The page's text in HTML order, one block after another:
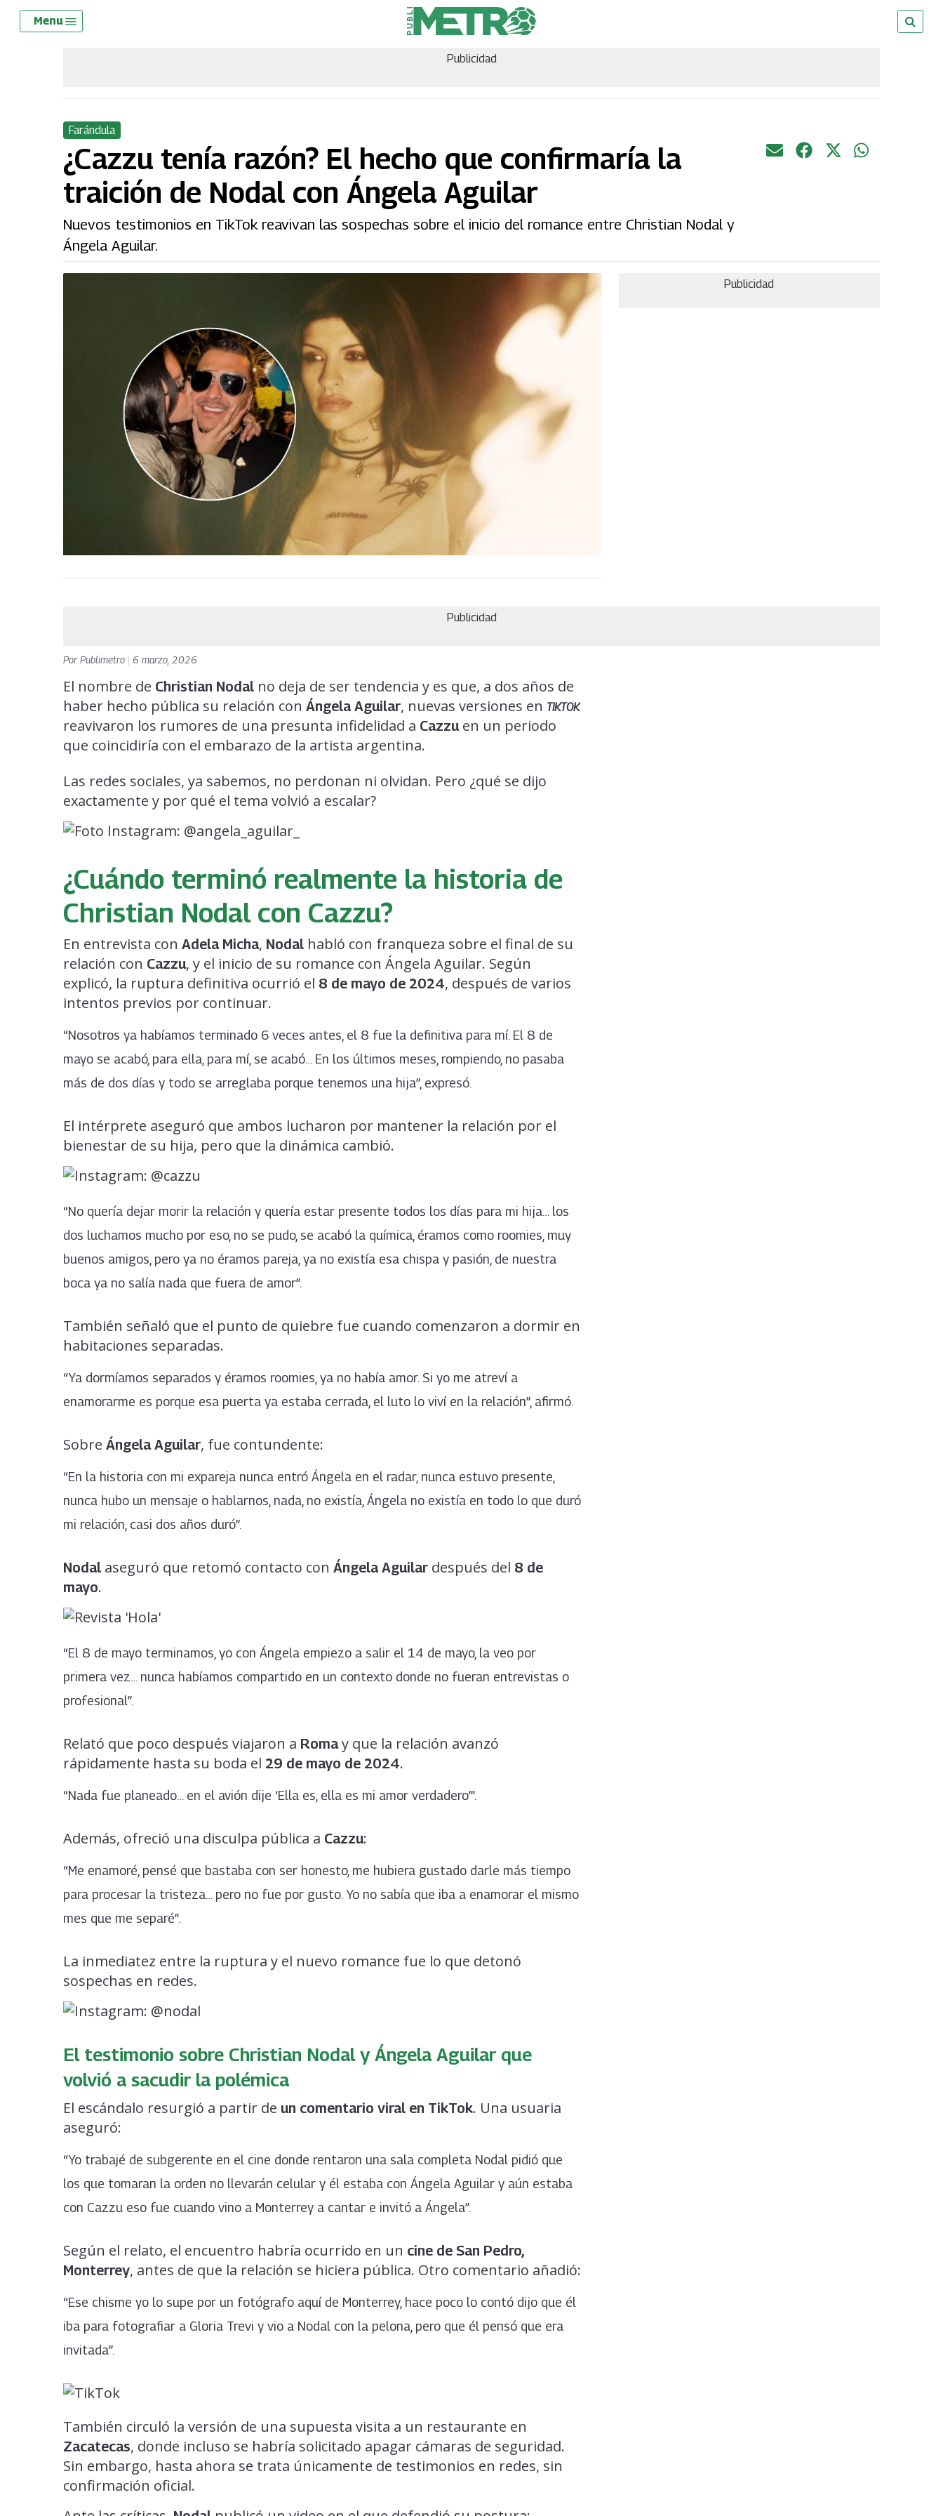
Skip
Menu
Publicidad
Farándula
¿Cazzu tenía razón? El hecho que confirmaría la
traición de Nodal con Ángela Aguilar
Nuevos testimonios en TikTok reavivan las sospechas sobre el inicio del romance entre Christian Nodal y
Ángela Aguilar.
Publicidad
Publicidad
PorPublimetro 6 marzo, 2026
El nombre de Christian Nodal no deja de ser tendencia y es que, a dos años de
haber hecho pública su relación con Ángela Aguilar, nuevas versiones en TIKTOK
reavivaron los rumores de una presunta infidelidad a Cazzuen un periodo
que coincidiría con el embarazo de la artista argentina.
Las redes sociales, ya sabemos, no perdonan ni olvidan. Pero ¿qué se dijo
exactamente y por qué el tema volvió a escalar?
¿Cuándo terminó realmente la historia de
Christian Nodal con Cazzu?
En entrevista con Adela Micha, Nodal habló con franqueza sobre el final de su
relación con Cazzu, y el inicio de su romance con Ángela Aguilar. Según
explicó, la ruptura definitiva ocurrió el 8 de mayo de 2024, después de varios
intentos previos por continuar.
“Nosotros ya habíamos terminado 6 veces antes, el 8 fue la definitiva para mí. El 8 de
mayo se acabó, para ella, para mí, se acabó… En los últimos meses, rompiendo, no pasaba
más de dos días y todo se arreglaba porque tenemos una hija”, expresó.
El intérprete aseguró que ambos lucharon por mantener la relación por el
bienestar de su hija, pero que la dinámica cambió.
“No quería dejar morir la relación y quería estar presente todos los días para mi hija… los
dos luchamos mucho por eso, no se pudo, se acabó la química, éramos como roomies, muy
buenos amigos, pero ya no éramos pareja, ya no existía esa chispa y pasión, de nuestra
boca ya no salía nada que fuera de amor”.
También señaló que el punto de quiebre fue cuando comenzaron a dormir en
habitaciones separadas.
“Ya dormíamos separados y éramos roomies, ya no había amor. Si yo me atreví a
enamorarme es porque esa puerta ya estaba cerrada, el luto lo viví en la relación”, afirmó.
Sobre Ángela Aguilar, fue contundente:
“En la historia con mi expareja nunca entró Ángela en el radar, nunca estuvo presente,
nunca hubo un mensaje o hablarnos, nada, no existía, Ángela no existía en todo lo que duró
mi relación, casi dos años duró”.
Nodal aseguró que retomó contacto con Ángela Aguilar después del 8 de
mayo.
“El 8 de mayo terminamos, yo con Ángela empiezo a salir el 14 de mayo, la veo por
primera vez… nunca habíamos compartido en un contexto donde no fueran entrevistas o
profesional”.
Relató que poco después viajaron a Romay que la relación avanzó
rápidamente hasta su boda el 29 de mayo de 2024.
“Nada fue planeado… en el avión dije ‘Ella es, ella es mi amor verdadero’”.
Además, ofreció una disculpa pública a Cazzu:
“Me enamoré, pensé que bastaba con ser honesto, me hubiera gustado darle más tiempo
para procesar la tristeza… pero no fue por gusto. Yo no sabía que iba a enamorar el mismo
mes que me separé”.
La inmediatez entre la ruptura y el nuevo romance fue lo que detonó
sospechas en redes.
El testimonio sobre Christian Nodal y Ángela Aguilar que
volvió a sacudir la polémica
El escándalo resurgió a partir de un comentario viral en TikTok. Una usuaria
aseguró:
“Yo trabajé de subgerente en el cine donde rentaron una sala completa Nodal pidió que
los que tomaran la orden no llevarán celular y él estaba con Ángela Aguilar y aún estaba
con Cazzu eso fue cuando vino a Monterrey a cantar e invitó a Ángela”.
Según el relato, el encuentro habría ocurrido en un cine de San Pedro,
Monterrey, antes de que la relación se hiciera pública. Otro comentario añadió:
“Ese chisme yo lo supe por un fotógrafo aquí de Monterrey, hace poco lo contó dijo que él
iba para fotografiar a Gloria Trevi y vio a Nodal con la pelona, pero que él pensó que era
invitada”.
También circuló la versión de una supuesta visita a un restaurante en
Zacatecas, donde incluso se habría solicitado apagar cámaras de seguridad.
Sin embargo, hasta ahora se trata únicamente de testimonios en redes, sin
confirmación oficial.
Menu